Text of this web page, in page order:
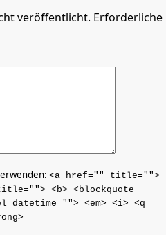
veröffentlicht. Erforderliche
<a href="" title="">
<b> <blockquote
datetime=""> <em> <i> <q